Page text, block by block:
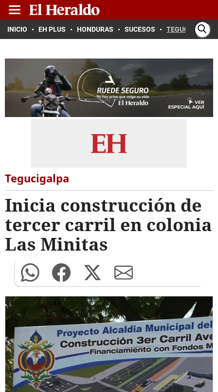
INICIO EH PLUS HONDURAS SUCESOS TEGUCIGALPA
Tegucigalpa
Inicia construcción de
tercer carril en colonia
Las Minitas